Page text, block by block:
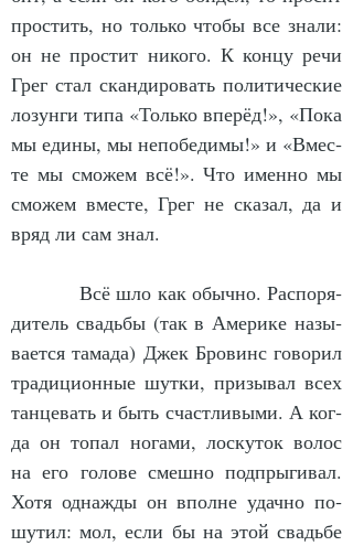
прос­тить, но толь­ко что­бы все зна­ли:
он не прос­тит ни­ко­го. К кон­цу ре­чи
Грег стал скан­ди­ро­вать по­ли­ти­чес­кие
ло­зун­ги ти­па «Толь­ко впе­рёд!», «По­ка
мы еди­ны, мы не­по­бе­ди­мы!» и «Вмес­
те мы смо­жем всё!». Что имен­но мы
смо­жем вмес­те, Грег не ска­зал, да и
вряд ли сам знал.
            Всё шло как обыч­но. Рас­по­ря­
ди­тель свадьбы (так в Аме­ри­ке на­зы­
ва­ет­ся та­ма­да) Джек Бро­винс го­во­рил
тра­ди­ци­он­ные шут­ки, при­зы­вал всех
тан­це­вать и быть счаст­ли­вы­ми. А ког­
да он то­пал но­га­ми, лос­ку­ток во­лос
на его го­ло­ве смеш­но под­пры­ги­вал.
Хо­тя од­наж­ды он впол­не удач­но по­
шу­тил: мол, если бы на этой свадьбе